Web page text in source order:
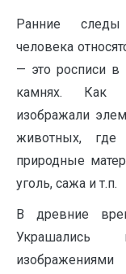
Ранние следы
человека
— это росписи в
камнях. Как
изображали
животных, где
природные
уголь, сажа и т.п.
В древние
Украшались
изображениями